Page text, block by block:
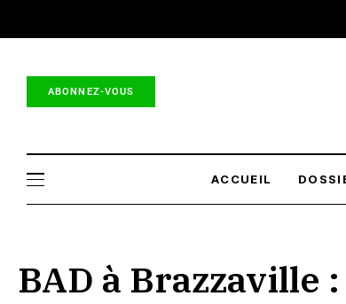
ABONNEZ-VOUS
ACCUEIL
BAD à Brazzaville